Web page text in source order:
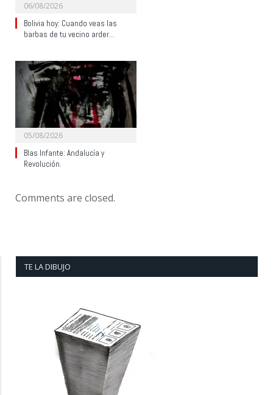
06/08/2026
Bolivia hoy: Cuando veas las
barbas de tu vecino arder…
05/08/2026
Blas Infante: Andalucía y
Revolución.
Comments are closed.
TE LA DIBUJO